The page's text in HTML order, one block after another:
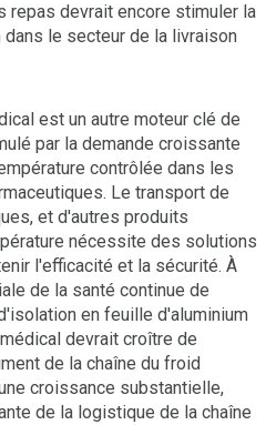
repas devrait encore stimuler la
le secteur de la livraison
est un autre moteur clé de
par la demande croissante
contrôlée dans les
Le transport de
et d'autres produits
nécessite des solutions
l'efficacité et la sécurité. À
de la santé continue de
en feuille d'aluminium
devrait croître de
de la chaîne du froid
croissance substantielle,
de la logistique de la chaîne